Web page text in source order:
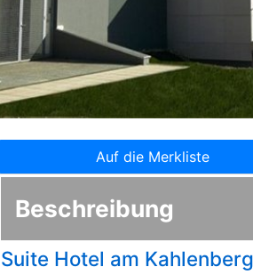
Auf die Merkliste
Beschreibung
Suite Hotel am